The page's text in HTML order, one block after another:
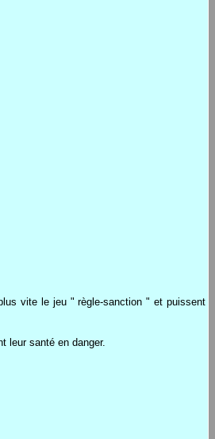
vite le jeu " règle-sanction " et puissent
leur santé en danger.